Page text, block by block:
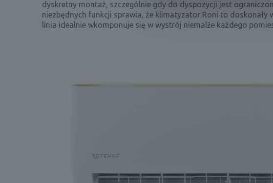
dyskretny montaż, szczególnie gdy do dyspozycji jest
niezbędnych funkcji sprawia, że klimatyzator Roni to doskonały
linia idealnie wkomponuje się w wystrój niemalże każdego